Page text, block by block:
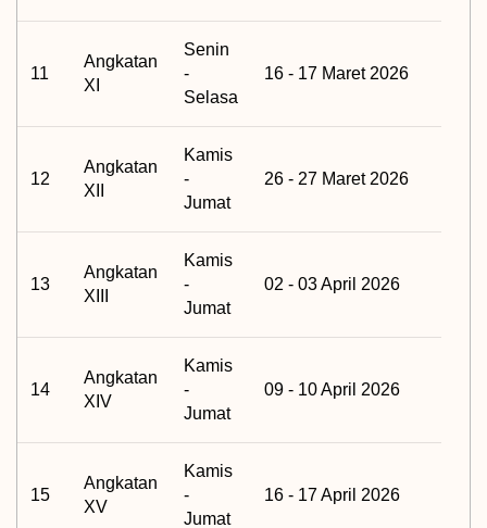
11
Angkatan
XI
Senin
-
Selasa
16 - 17 Maret 2026
12
Angkatan
XII
Kamis
-
Jumat
26 - 27 Maret 2026
13
Angkatan
XIII
Kamis
-
Jumat
02 - 03 April 2026
14
Angkatan
XIV
Kamis
-
Jumat
09 - 10 April 2026
15
Angkatan
XV
Kamis
-
Jumat
16 - 17 April 2026